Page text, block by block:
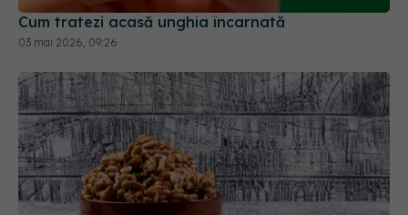
Cum tratezi acasă unghia încarnată
03 mai 2026, 09:26